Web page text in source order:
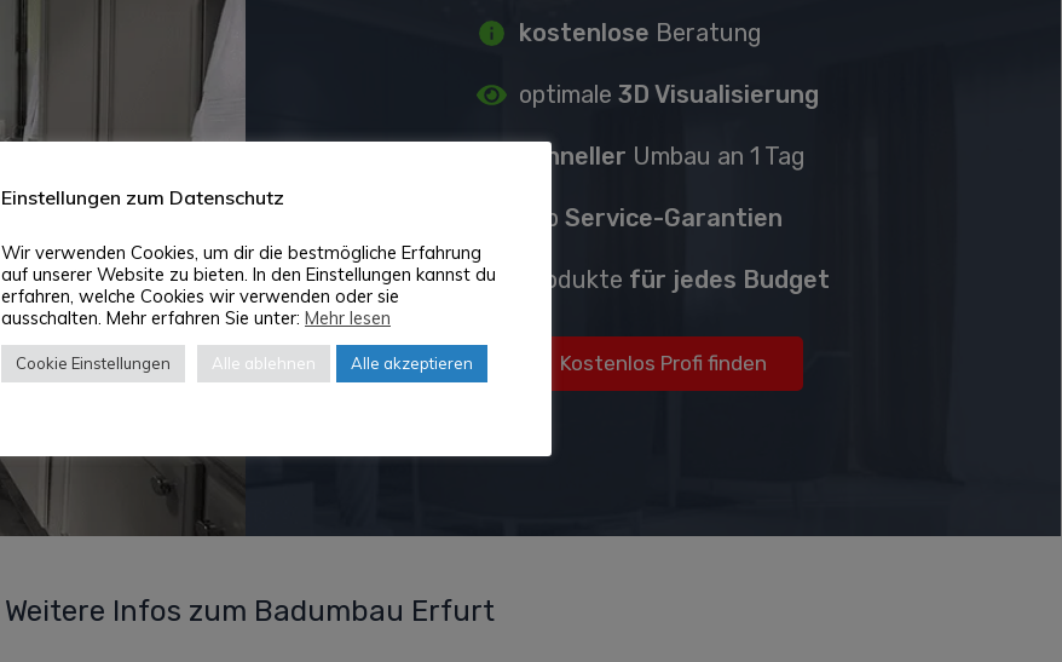
kostenlose Beratung
optimale 3D Visualisierung
schneller Umbau an 1 Tag
Top Service-Garantien
rodukte für jedes Budget
Kostenlos Profi finden
Weitere Infos zum Badumbau Erfurt
Einstellungen zum Datenschutz
Wir verwenden Cookies, um dir die bestmögliche Erfahrung
auf unserer Website zu bieten. In den Einstellungen kannst du
erfahren, welche Cookies wir verwenden oder sie
ausschalten. Mehr erfahren Sie unter: Mehr lesen
Cookie Einstellungen Alle ablehnen Alle akzeptieren